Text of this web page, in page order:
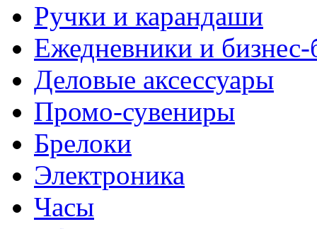
Ручки и карандаши
Ежедневники и
Деловые аксессуары
Промо-сувениры
Брелоки
Электроника
Часы